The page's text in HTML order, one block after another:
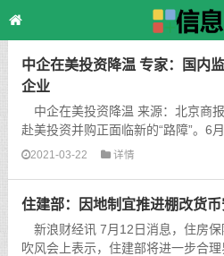
> 学校
中企在美投资降温 专家：国内
企业
中企在美投资降温 来源：北京商
赴美投资并购正面临新的“路障”。6
美国拟出台投资限制措施表态：“我
2021-03-22 详情
住建部：因地制宜推进棚改货
新浪财经讯 7月12日消息，住房保
吹风会上表示，住建部将进一步合